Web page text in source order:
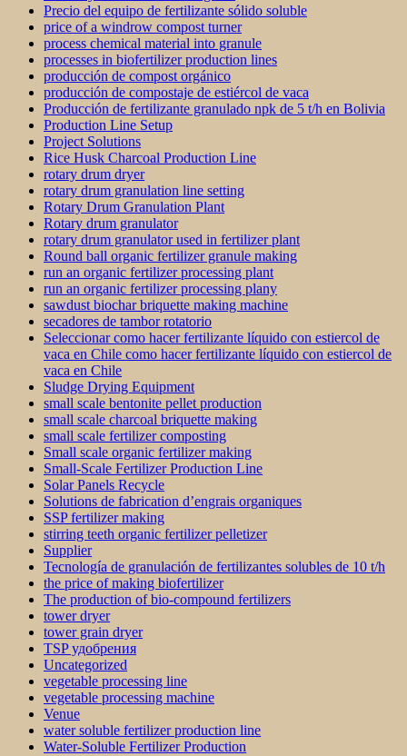
Precio del equipo de fertilizante sólido soluble
price of a windrow compost turner
process chemical material into granule
processes in biofertilizer production lines
producción de compost orgánico
producción de compostaje de estiércol de vaca
Producción de fertilizante granulado npk de 5 t/h en Bolivia
Production Line Setup
Project Solutions
Rice Husk Charcoal Production Line
rotary drum dryer
rotary drum granulation line setting
Rotary Drum Granulation Plant
Rotary drum granulator
rotary drum granulator used in fertilizer plant
Round ball organic fertilizer granule making
run an organic fertilizer processing plant
run an organic fertilizer processing plany
sawdust biochar briquette making machine
secadores de tambor rotatorio
Seleccionar como hacer fertilizante líquido con estiercol de
vaca en Chile como hacer fertilizante líquido con estiercol de
vaca en Chile
Sludge Drying Equipment
small scale bentonite pellet production
small scale charcoal briquette making
small scale fertilizer composting
Small scale organic fertilizer making
Small-Scale Fertilizer Production Line
Solar Panels Recycle
Solutions de fabrication d’engrais organiques
SSP fertilizer making
stirring teeth organic fertilizer pelletizer
Supplier
Tecnología de granulación de fertilizantes solubles de 10 t/h
the price of making biofertilizer
The production of bio-compound fertilizers
tower dryer
tower grain dryer
TSP удобрения
Uncategorized
vegetable processing line
vegetable processing machine
Venue
water soluble fertilizer production line
Water-Soluble Fertilizer Production